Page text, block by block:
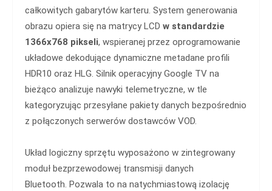
całkowitych gabarytów karteru. System generowania
obrazu opiera się na matrycy LCD w standardzie
1366x768 pikseli, wspieranej przez oprogramowanie
układowe dekodujące dynamiczne metadane profili
HDR10 oraz HLG. Silnik operacyjny Google TV na
bieżąco analizuje nawyki telemetryczne, w tle
kategoryzując przesyłane pakiety danych bezpośrednio
z połączonych serwerów dostawców VOD.
Układ logiczny sprzętu wyposażono w zintegrowany
moduł bezprzewodowej transmisji danych
Bluetooth. Pozwala to na natychmiastową izolację